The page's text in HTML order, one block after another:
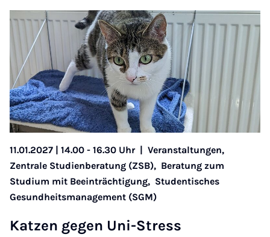
11.01.2027 | 14.00 - 16.30 Uhr
Veranstaltungen,
Zentrale Studienberatung (ZSB), Beratung zum
Studium mit Beeinträchtigung, Studentisches
Gesundheitsmanagement (SGM)
Kat­zen ge­gen Uni-Stress